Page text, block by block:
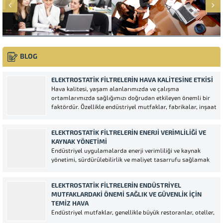
BLOG
ELEKTROSTATIK FILTRELERIN HAVA KALITESINE ETKISI
Hava kalitesi, yaşam alanlarımızda ve çalışma
ortamlarımızda sağlığımızı doğrudan etkileyen önemli bir
faktördür. Özellikle endüstriyel mutfaklar, fabrikalar, inşaat
filtreler, bu ortamların hava kalitesini artırmada oldukça
etkili bir çözümdür....
ELEKTROSTATIK FILTRELERIN ENERJI VERIMLILIĞI VE
KAYNAK YÖNETIMI
Endüstriyel uygulamalarda enerji verimliliği ve kaynak
yönetimi, sürdürülebilirlik ve maliyet tasarrufu sağlamak
elektrostatik filtrelerin enerji verimliliği üzerindeki etkilerini
ve kaynak yönetimi açısından nasıl bir fark...
ELEKTROSTATIK FILTRELERIN ENDÜSTRIYEL
MUTFAKLARDAKI ÖNEMI SAĞLIK VE GÜVENLIK İÇIN
TEMIZ HAVA
Endüstriyel mutfaklar, genellikle büyük restoranlar, oteller,